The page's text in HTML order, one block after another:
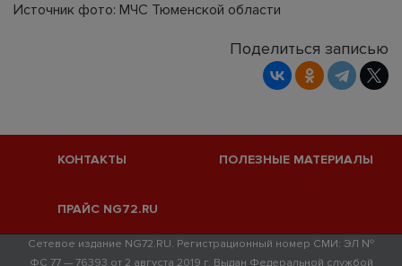
Источник фото: МЧС Тюменской области
Поделиться записью
КОНТАКТЫ ПОЛЕЗНЫЕ МАТЕРИАЛЫ
ПРАЙС NG72.RU
Сетевое издание NG72.RU. Регистрационный номер СМИ: ЭЛ №
ФС 77 — 76393 от 2 августа 2019 г. Выдан Федеральной службой